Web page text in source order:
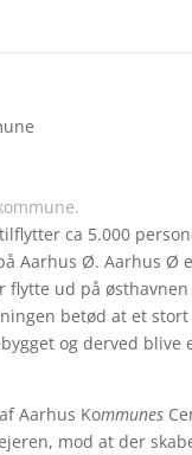
ca 5.000
Aarhus Ø. Aarhus Ø
flytte ud på
betød at et
og derved blive
Aarhus Kommunes
mod at der